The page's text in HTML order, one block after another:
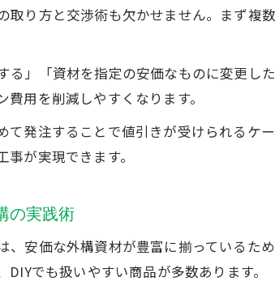
ホームセンター利用で叶うお得な外
り方と交渉術も欠かせません。まず複
」「資材を指定の安価なものに変更し
用を削減しやすくなります。
て発注することで値引きが受けられるケ
が実現できます。
の実践術
、安価な外構資材が豊富に揃っているた
でも扱いやすい商品が多数あります。